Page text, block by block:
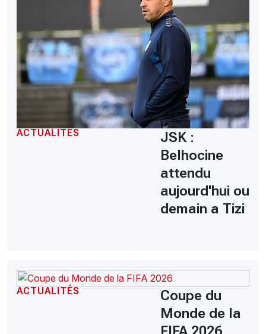
ACTUALITÉS
JSK :
Belhocine
attendu
aujourd'hui ou
demain a Tizi
ACTUALITÉS
Coupe du
Monde de la